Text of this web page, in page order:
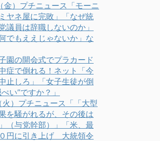
）プチニュース「モーニ
ヤネ屋に完敗」「なぜ統
議員は辞職しないのか」
でもええじゃないか」な
園の開会式でプラカード
症で倒れる！ネット「今
止しろ」「女子生徒が倒
い”ですか？」
）プチニュース「「大型
を騒がれるが、その後は
（与党幹部）」「米、最
円に引き上げ 大統領令